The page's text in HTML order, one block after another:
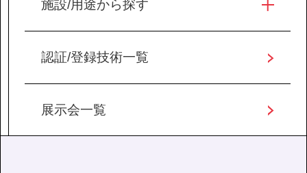
施設/用途から探す
認証/登録技術一覧
展示会一覧